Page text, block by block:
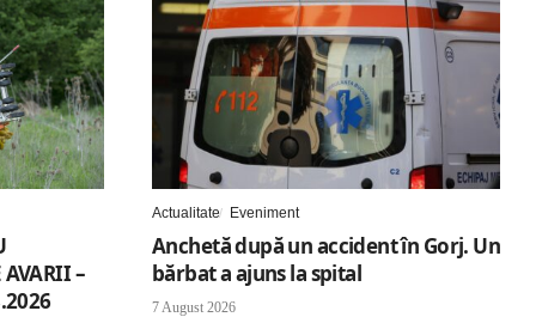
AVARII –
Actualitate Eveniment
Anchetă după un accident în Gorj. Un
bărbat a ajuns la spital
7 August 2026